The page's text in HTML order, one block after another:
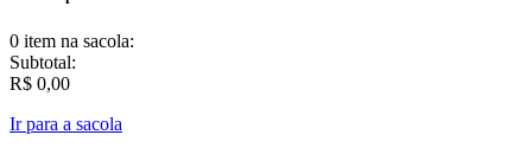
0 item na sacola:
Subtotal:
R$ 0,00
Ir para a sacola